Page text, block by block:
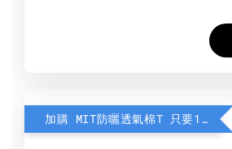
加購 MIT防曬透氣棉T 只要190元